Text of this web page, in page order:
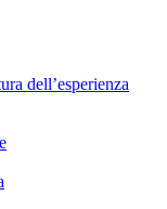
dell’esperienza